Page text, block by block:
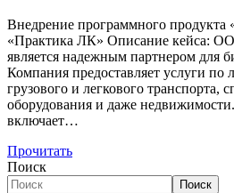
Внедрение программного
«Практика ЛК» Описание кейса:
является надежным партнером для
Компания предоставляет услуги по
грузового и легкового транспорта,
оборудования и даже
включает…
Прочитать
Поиск
Поиск